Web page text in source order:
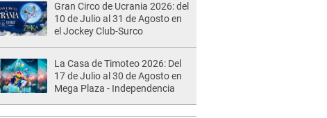
Gran Circo de Ucrania 2026: del
10 de Julio al 31 de Agosto en
el Jockey Club-Surco
La Casa de Timoteo 2026: Del
17 de Julio al 30 de Agosto en
Mega Plaza - Independencia